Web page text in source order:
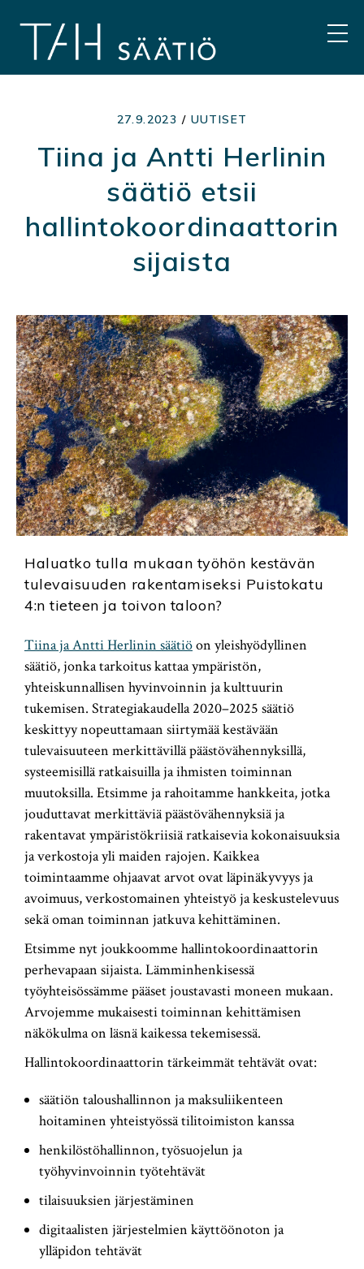
sisältöön
27.9.2023 / UUTISET
Tiina ja Antti Herlinin
säätiö etsii
hallintokoordinaattorin
sijaista
Haluatko tulla mukaan työhön kestävän
tulevaisuuden rakentamiseksi Puistokatu
4:n tieteen ja toivon taloon?
Tiina ja Antti Herlinin säätiöon yleishyödyllinen
säätiö, jonka tarkoitus kattaa ympäristön,
yhteiskunnallisen hyvinvoinnin ja kulttuurin
tukemisen. Strategiakaudella 2020–2025 säätiö
keskittyy nopeuttamaan siirtymää kestävään
tulevaisuuteen merkittävillä päästövähennyksillä,
systeemisillä ratkaisuilla ja ihmisten toiminnan
muutoksilla. Etsimme ja rahoitamme hankkeita, jotka
jouduttavat merkittäviä päästövähennyksiä ja
rakentavat ympäristökriisiä ratkaisevia kokonaisuuksia
ja verkostoja yli maiden rajojen. Kaikkea
toimintaamme ohjaavat arvot ovat läpinäkyvyys ja
avoimuus, verkostomainen yhteistyö ja keskustelevuus
sekä oman toiminnan jatkuva kehittäminen.
Etsimme nyt joukkoomme hallintokoordinaattorin
perhevapaan sijaista. Lämminhenkisessä
työyhteisössämme pääset joustavasti moneen mukaan.
Arvojemme mukaisesti toiminnan kehittämisen
näkökulma on läsnä kaikessa tekemisessä.
Hallintokoordinaattorin tärkeimmät tehtävät ovat:
säätiön taloushallinnon ja maksuliikenteen
hoitaminen yhteistyössä tilitoimiston kanssa
henkilöstöhallinnon, työsuojelun ja
työhyvinvoinnin työtehtävät
tilaisuuksien järjestäminen
digitaalisten järjestelmien käyttöönoton ja
ylläpidon tehtävät